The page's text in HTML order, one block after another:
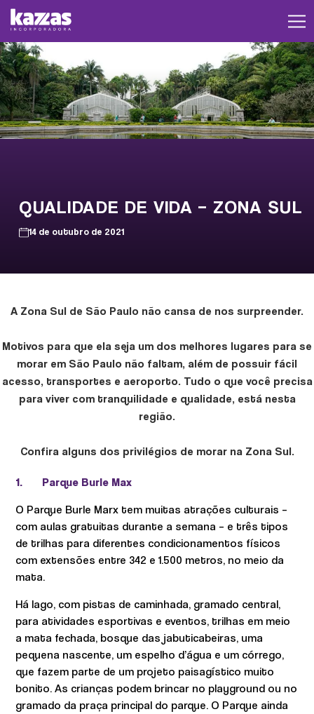
QUALIDADE DE VIDA – ZONA SUL
14 de outubro de 2021
A Zona Sul de São Paulo não cansa de nos surpreender.
Motivos para que ela seja um dos melhores lugares para se
morar em São Paulo não faltam, além de possuir fácil
acesso, transportes e aeroporto. Tudo o que você precisa
para viver com tranquilidade e qualidade, está nesta
região.
Confira alguns dos privilégios de morar na Zona Sul.
1. Parque Burle Max
O Parque Burle Marx tem muitas atrações culturais –
com aulas gratuitas durante a semana – e três tipos
de trilhas para diferentes condicionamentos físicos
com extensões entre 342 e 1.500 metros, no meio da
mata.
Há lago, com pistas de caminhada, gramado central,
para atividades esportivas e eventos, trilhas em meio
a mata fechada, bosque das jabuticabeiras, uma
pequena nascente, um espelho d’água e um córrego,
que fazem parte de um projeto paisagístico muito
bonito. As crianças podem brincar no playground ou no
gramado da praça principal do parque. O Parque ainda